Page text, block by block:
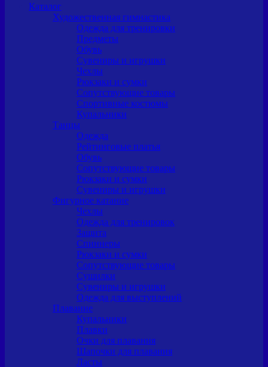
Каталог
Художественная гимнастика
Одежда для тренировки
Предметы
Обувь
Сувениры и игрушки
Чехлы
Рюкзаки и сумки
Сопутствующие товары
Спортивные костюмы
Купальники
Танцы
Одежда
Рейтинговые платья
Обувь
Сопутствующие товары
Рюкзаки и сумки
Сувениры и игрушки
Фигурное катание
Чехлы
Одежда для тренировок
Защита
Спиннеры
Рюкзаки и сумки
Сопутствующие товары
Сушилки
Сувениры и игрушки
Одежда для выступлений
Плавание
Купальники
Плавки
Очки для плавания
Шапочки для плавания
Ласты